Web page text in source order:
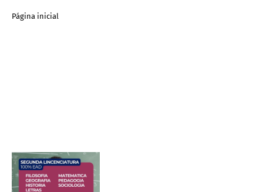
Página inicial